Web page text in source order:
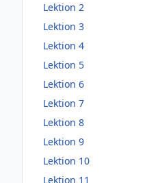
Lektion 2
Lektion 3
Lektion 4
Lektion 5
Lektion 6
Lektion 7
Lektion 8
Lektion 9
Lektion 10
Lektion 11